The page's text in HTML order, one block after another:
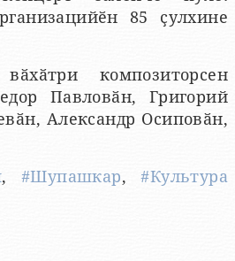
85 ҫулхине
композиторсен
Павловӑн, Григорий
Александр Осиповӑн,
, #Шупашкар,#Культура